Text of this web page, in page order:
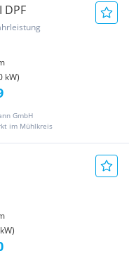
kW)
GmbH
im Mühlkreis